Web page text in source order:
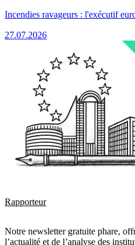
Incendies ravageurs : l'exécutif
27.07.2026
Rapporteur
Notre newsletter gratuite phare,
l’actualité et de l’analyse des